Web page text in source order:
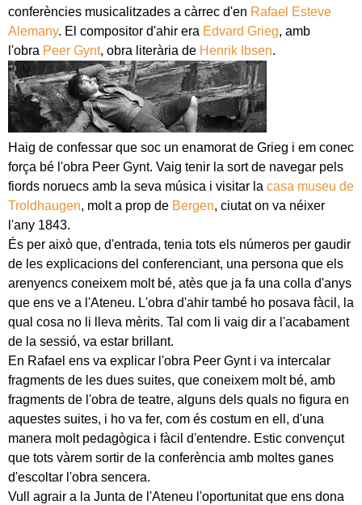
conferències musicalitzades a càrrec d'en Rafael Esteve
Alemany. El compositor d'ahir era Edvard Grieg, amb
l'obra Peer Gynt, obra literària de Henrik Ibsen.
Haig de confessar que soc un enamorat de Grieg i em conec
força bé l'obra Peer Gynt. Vaig tenir la sort de navegar pels
fiords noruecs amb la seva música i visitar la casa museu de
Troldhaugen, molt a prop de Bergen, ciutat on va néixer
l'any 1843.
És per això que, d'entrada, tenia tots els números per gaudir
de les explicacions del conferenciant, una persona que els
arenyencs coneixem molt bé, atès que ja fa una colla d'anys
que ens ve a l'Ateneu. L'obra d'ahir també ho posava fàcil, la
qual cosa no li lleva mèrits. Tal com li vaig dir a l'acabament
de la sessió, va estar brillant.
En Rafael ens va explicar l'obra Peer Gynt i va intercalar
fragments de les dues suites, que coneixem molt bé, amb
fragments de l'obra de teatre, alguns dels quals no figura en
aquestes suites, i ho va fer, com és costum en ell, d'una
manera molt pedagògica i fàcil d'entendre. Estic convençut
que tots vàrem sortir de la conferència amb moltes ganes
d'escoltar l'obra sencera.
Vull agrair a la Junta de l'Ateneu l'oportunitat que ens dona